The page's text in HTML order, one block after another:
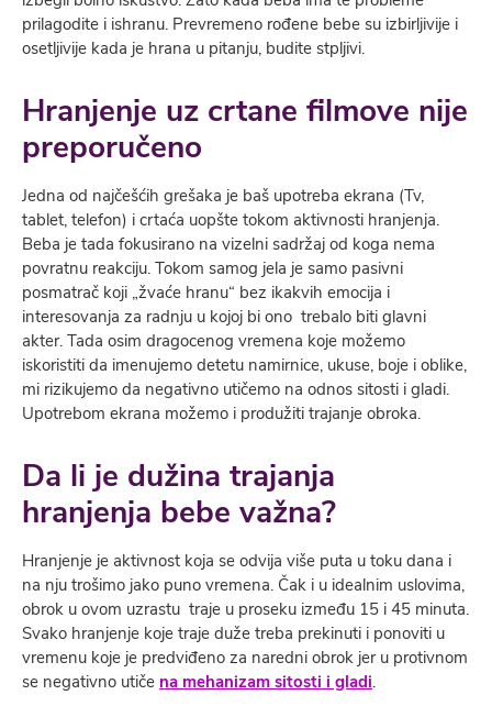
prilagodite i ishranu. Prevremeno rođene bebe su izbirljivije i
osetljivije kada je hrana u pitanju, budite stpljivi.
Hranjenje uz crtane filmove nije
preporučeno
Jedna od najčešćih grešaka je baš upotreba ekrana (Tv,
tablet, telefon) i crtaća uopšte tokom aktivnosti hranjenja.
Beba je tada fokusirano na vizelni sadržaj od koga nema
povratnu reakciju. Tokom samog jela je samo pasivni
posmatrač koji „žvaće hranu“ bez ikakvih emocija i
interesovanja za radnju u kojoj bi ono trebalo biti glavni
akter. Tada osim dragocenog vremena koje možemo
iskoristiti da imenujemo detetu namirnice, ukuse, boje i oblike,
mi rizikujemo da negativno utičemo na odnos sitosti i gladi.
Upotrebom ekrana možemo i produžiti trajanje obroka.
Da li je dužina trajanja
hranjenja bebe važna?
Hranjenje je aktivnost koja se odvija više puta u toku dana i
na nju trošimo jako puno vremena. Čak i u idealnim uslovima,
obrok u ovom uzrastu traje u proseku između 15 i 45 minuta.
Svako hranjenje koje traje duže treba prekinuti i ponoviti u
vremenu koje je predviđeno za naredni obrok jer u protivnom
se negativno utiče na mehanizam sitosti i gladi.